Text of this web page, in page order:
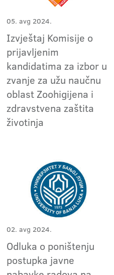
05. avg 2024.
Izvještaj Komisije o
prijavljenim
kandidatima za izbor u
zvanje za užu naučnu
oblast Zoohigijena i
zdravstvena zaštita
životinja
02. avg 2024.
Odluka o poništenju
postupka javne